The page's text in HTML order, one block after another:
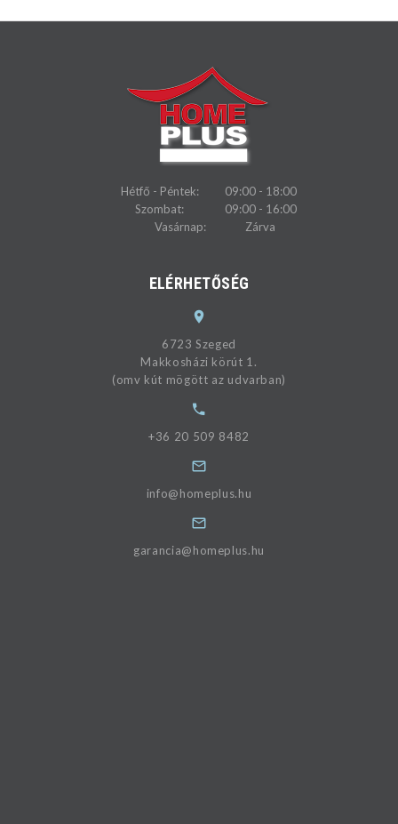
Hétfő - Péntek:
09:00 - 18:00
Szombat:
09:00 - 16:00
Vasárnap:
Zárva
ELÉRHETŐSÉG
6723 Szeged
Makkosházi körút 1.
(omv kút mögött az udvarban)
+36 20 509 8482
info@homeplus.hu
garancia@homeplus.hu